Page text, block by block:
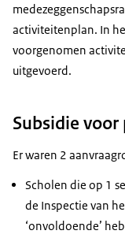
activiteitenplan. In
voorgenomen
uitgevoerd.
Subsidie
Er waren 2
Scholen die op 1
de Inspectie van
‘onvoldoende’